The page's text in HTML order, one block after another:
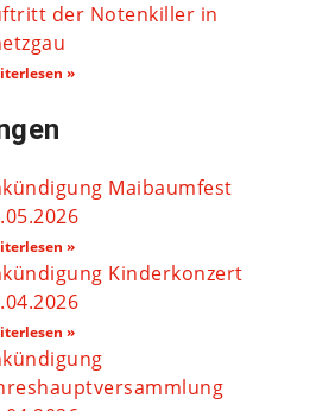
der Notenkiller in
»
Maibaumfest
»
Kinderkonzert
»